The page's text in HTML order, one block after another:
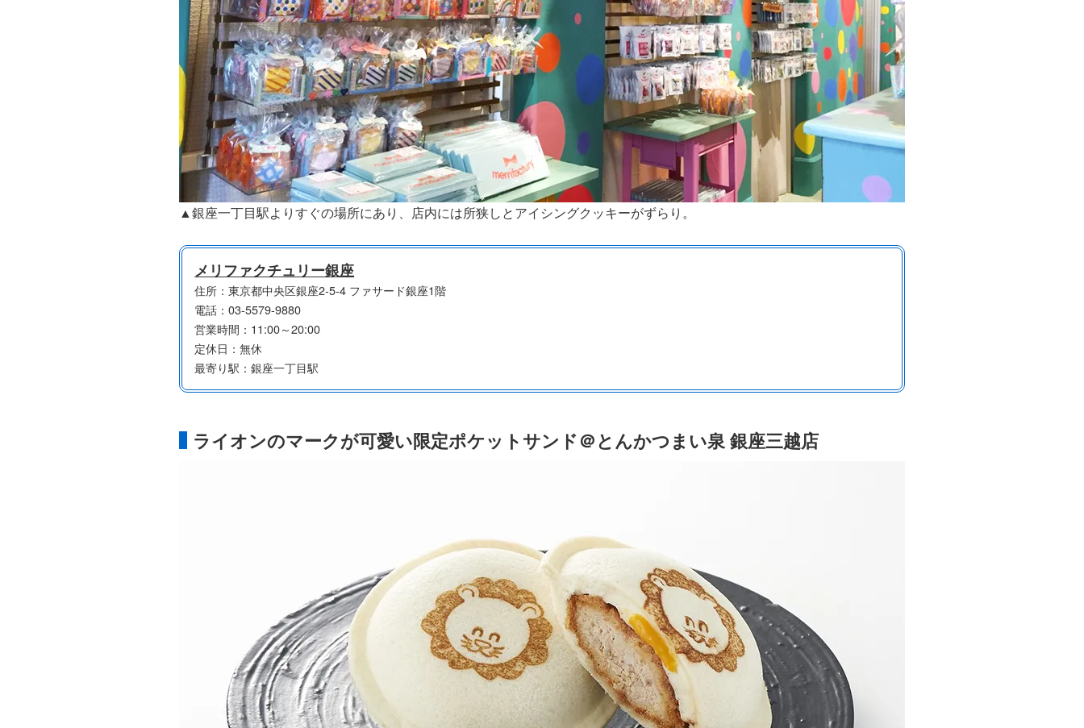
▲銀座一丁目駅よりすぐの場所にあり、店内には所狭しとアイシングクッキーがずらり。
メリファクチュリー銀座
住所：東京都中央区銀座2-5-4 ファサード銀座1階
電話：03-5579-9880
営業時間：11:00～20:00
定休日：無休
最寄り駅：銀座一丁目駅
ライオンのマークが可愛い限定ポケットサンド＠とんかつまい泉 銀座三越店